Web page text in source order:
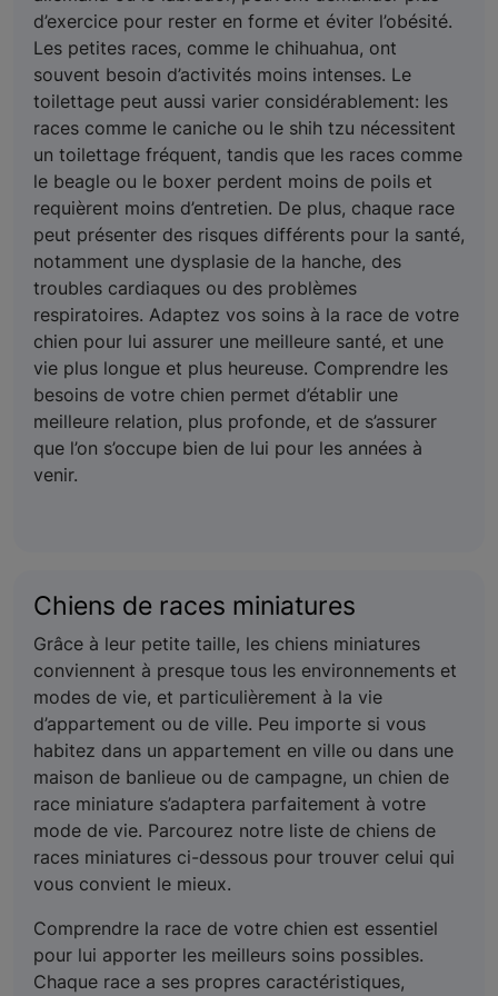
d’exercice pour rester en forme et éviter l’obésité.
Les petites races, comme le chihuahua, ont
souvent besoin d’activités moins intenses. Le
toilettage peut aussi varier considérablement: les
races comme le caniche ou le shih tzu nécessitent
un toilettage fréquent, tandis que les races comme
le beagle ou le boxer perdent moins de poils et
requièrent moins d’entretien. De plus, chaque race
peut présenter des risques différents pour la santé,
notamment une dysplasie de la hanche, des
troubles cardiaques ou des problèmes
respiratoires. Adaptez vos soins à la race de votre
chien pour lui assurer une meilleure santé, et une
vie plus longue et plus heureuse. Comprendre les
besoins de votre chien permet d’établir une
meilleure relation, plus profonde, et de s’assurer
que l’on s’occupe bien de lui pour les années à
venir.
Chiens de races miniatures
Grâce à leur petite taille, les chiens miniatures
conviennent à presque tous les environnements et
modes de vie, et particulièrement à la vie
d’appartement ou de ville. Peu importe si vous
habitez dans un appartement en ville ou dans une
maison de banlieue ou de campagne, un chien de
race miniature s’adaptera parfaitement à votre
mode de vie. Parcourez notre liste de chiens de
races miniatures ci-dessous pour trouver celui qui
vous convient le mieux.
Comprendre la race de votre chien est essentiel
pour lui apporter les meilleurs soins possibles.
Chaque race a ses propres caractéristiques,